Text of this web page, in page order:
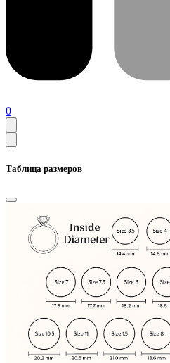
0
Таблица размеров